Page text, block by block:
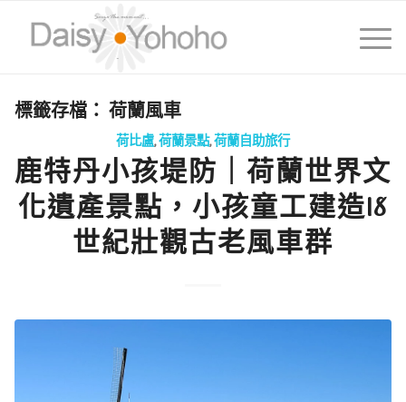
標籤存檔： 荷蘭風車
荷比盧,荷蘭景點,荷蘭自助旅行
鹿特丹小孩堤防｜荷蘭世界文
化遺產景點，小孩童工建造18
世紀壯觀古老風車群